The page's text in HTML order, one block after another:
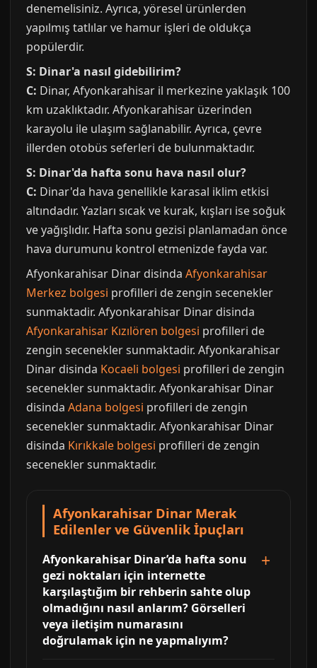
denemelisiniz. Ayrıca, yöresel ürünlerden
yapılmış tatlılar ve hamur işleri de oldukça
popülerdir.
S: Dinar'a nasıl gidebilirim?
C: Dinar, Afyonkarahisar il merkezine yaklaşık 100
km uzaklıktadır. Afyonkarahisar üzerinden
karayolu ile ulaşım sağlanabilir. Ayrıca, çevre
illerden otobüs seferleri de bulunmaktadır.
S: Dinar'da hafta sonu hava nasıl olur?
C: Dinar'da hava genellikle karasal iklim etkisi
altındadır. Yazları sıcak ve kurak, kışları ise soğuk
ve yağışlıdır. Hafta sonu gezisi planlamadan önce
hava durumunu kontrol etmenizde fayda var.
Afyonkarahisar Dinar disinda Afyonkarahisar
Merkez bolgesi profilleri de zengin secenekler
sunmaktadir. Afyonkarahisar Dinar disinda
Afyonkarahisar Kızılören bolgesi profilleri de
zengin secenekler sunmaktadir. Afyonkarahisar
Dinar disinda Kocaeli bolgesi profilleri de zengin
secenekler sunmaktadir. Afyonkarahisar Dinar
disinda Adana bolgesi profilleri de zengin
secenekler sunmaktadir. Afyonkarahisar Dinar
disinda Kırıkkale bolgesi profilleri de zengin
secenekler sunmaktadir.
Afyonkarahisar Dinar Merak
Edilenler ve Güvenlik İpuçları
Afyonkarahisar Dinar’da hafta sonu
gezi noktaları için internette
karşılaştığım bir rehberin sahte olup
olmadığını nasıl anlarım? Görselleri
veya iletişim numarasını
doğrulamak için ne yapmalıyım?